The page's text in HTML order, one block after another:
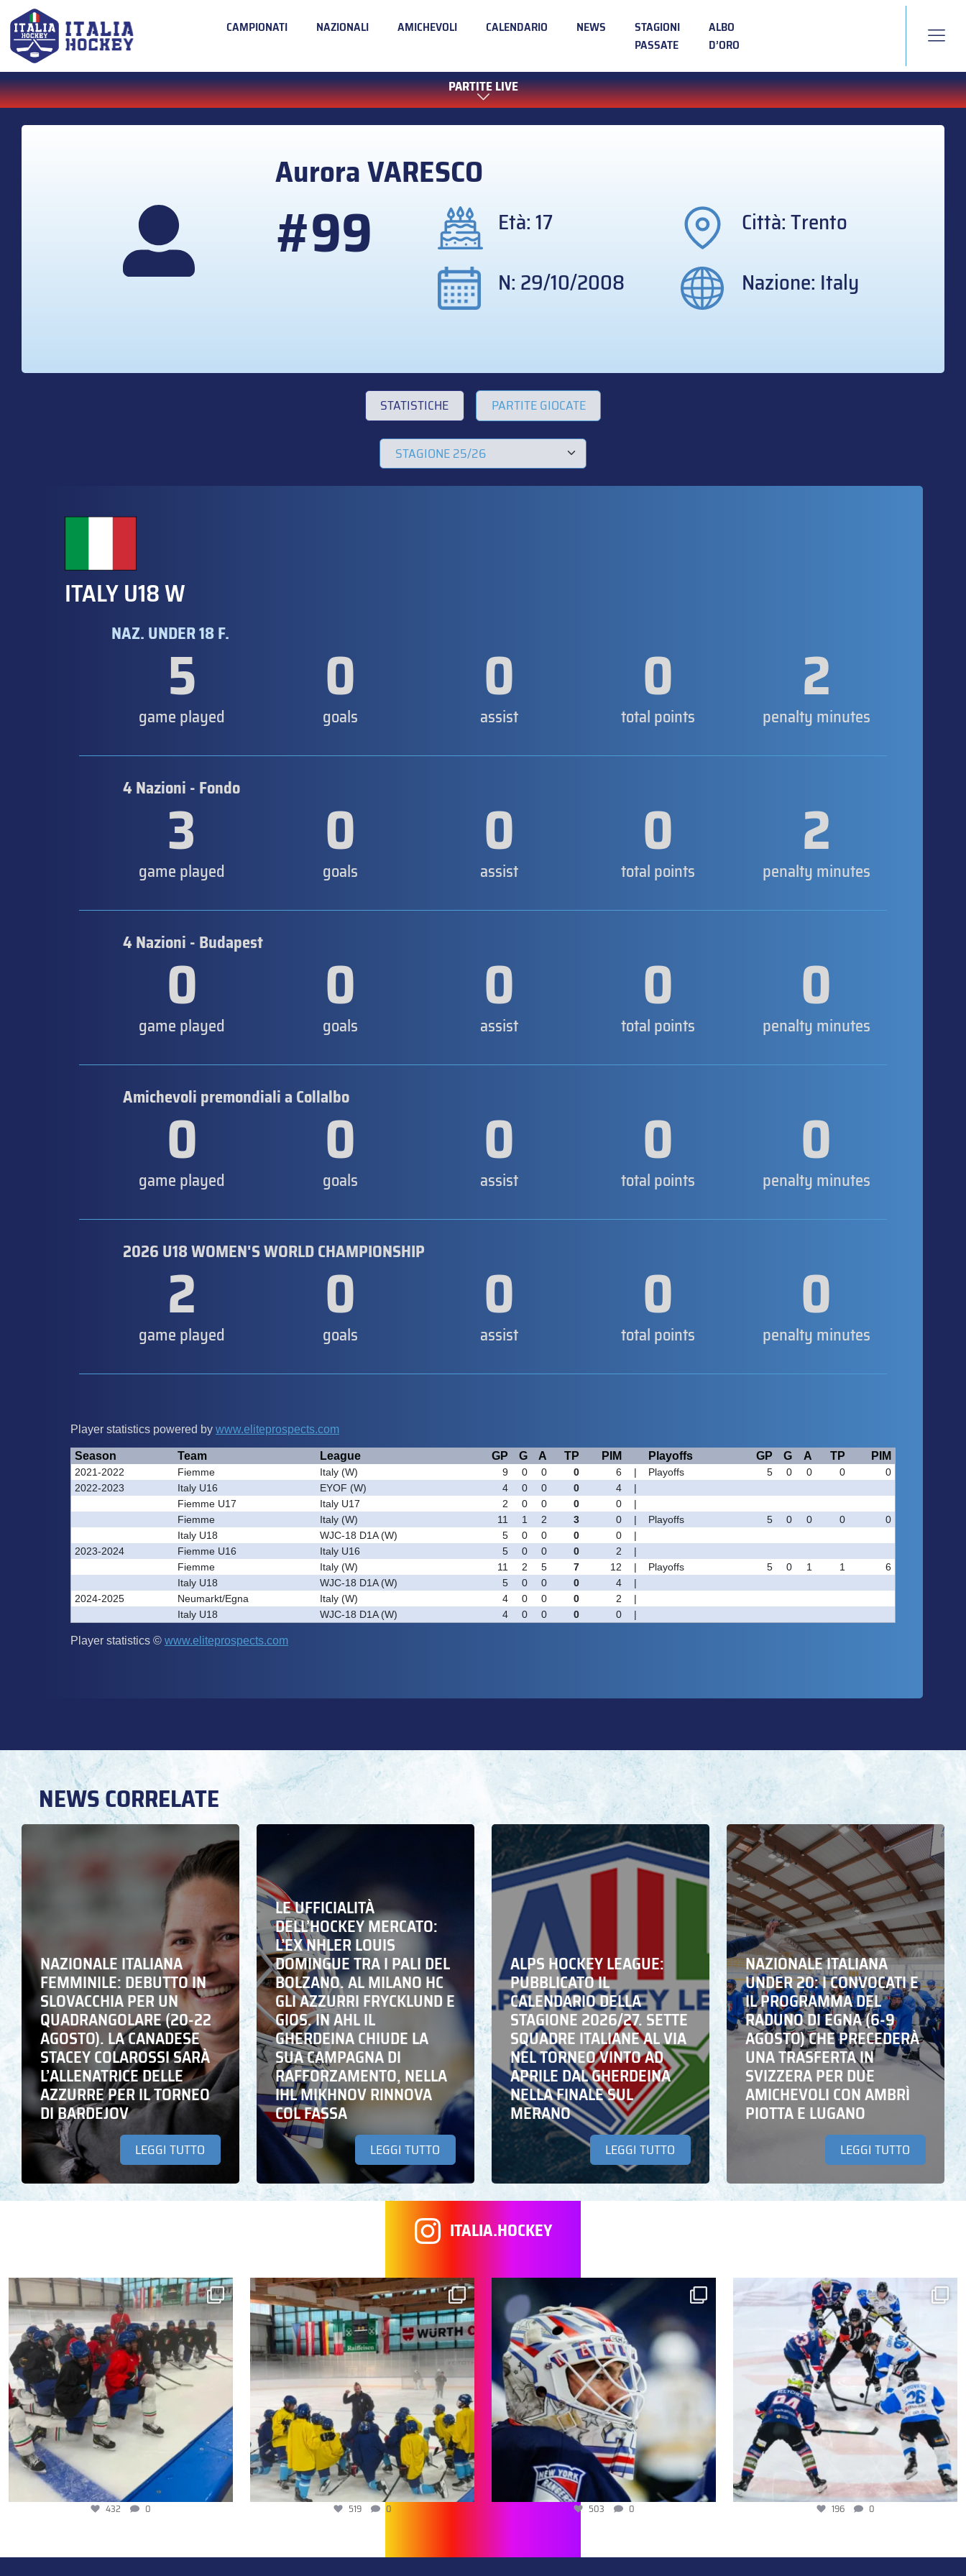
CAMPIONATI NAZIONALI AMICHEVOLI CALENDARIO NEWS
STAGIONI
PASSATE
ALBO
D’ORO
PARTITE LIVE
AuroraVARESCO
#99 Età: 17
Città: Trento
N: 29/10/2008
Nazione: Italy
STATISTICHE PARTITE GIOCATE
ITALY U18 W
NAZ. UNDER 18 F.
5
game played 0
goals 0
assist 0
total points 2
penalty minutes
4 Nazioni - Fondo
3
game played 0
goals 0
assist 0
total points 2
penalty minutes
4 Nazioni - Budapest
0
game played 0
goals 0
assist 0
total points 0
penalty minutes
Amichevoli premondiali a Collalbo
0
game played 0
goals 0
assist 0
total points 0
penalty minutes
2026 U18 WOMEN'S WORLD CHAMPIONSHIP
2
game played 0
goals 0
assist 0
total points 0
penalty minutes
NEWS CORRELATE
NAZIONALE ITALIANA
FEMMINILE: DEBUTTO IN
SLOVACCHIA PER UN
QUADRANGOLARE (20-22
AGOSTO). LA CANADESE
STACEY COLAROSSI SARÀ
L’ALLENATRICE DELLE
AZZURRE PER IL TORNEO
DI BARDEJOV
LEGGI TUTTO
LE UFFICIALITÀ
DELL’HOCKEY MERCATO:
L’EX NHLER LOUIS
DOMINGUE TRA I PALI DEL
BOLZANO. AL MILANO HC
GLI AZZURRI FRYCKLUND E
GIOS. IN AHL IL
GHERDEINA CHIUDE LA
SUA CAMPAGNA DI
RAFFORZAMENTO, NELLA
IHL MIKHNOV RINNOVA
COL FASSA
LEGGI TUTTO
ALPS HOCKEY LEAGUE:
PUBBLICATO IL
CALENDARIO DELLA
STAGIONE 2026/27. SETTE
SQUADRE ITALIANE AL VIA
NEL TORNEO VINTO AD
APRILE DAL GHERDEINA
NELLA FINALE SUL
MERANO
LEGGI TUTTO
NAZIONALE ITALIANA
UNDER 20: I CONVOCATI E
IL PROGRAMMA DEL
RADUNO DI EGNA (6-9
AGOSTO) CHE PRECEDERÀ
UNA TRASFERTA IN
SVIZZERA PER DUE
AMICHEVOLI CON AMBRÌ
PIOTTA E LUGANO
LEGGI TUTTO
ITALIA.HOCKEY
432 0 519 0 503 0 196 0